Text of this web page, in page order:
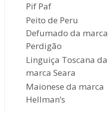
Pif Paf
Peito de Peru
Defumado da marca
Perdigão
Linguiça Toscana da
marca Seara
Maionese da marca
Hellman’s